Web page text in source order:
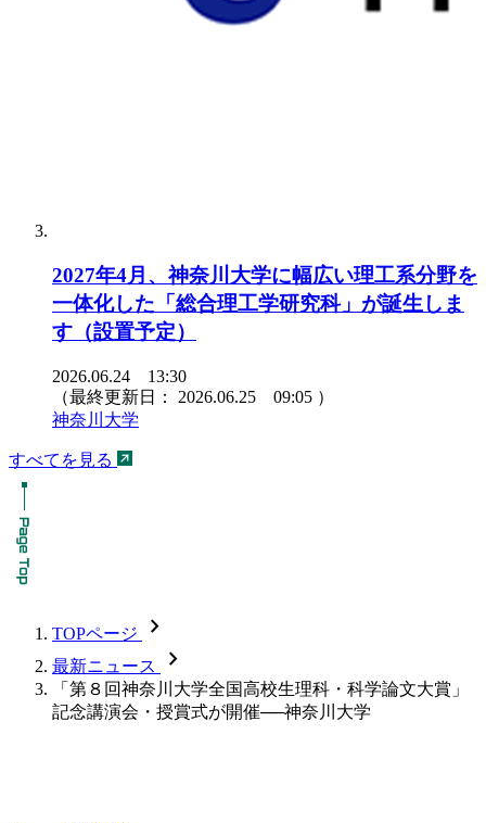
2027年4月、神奈川大学に幅広い理工系分野を
一体化した「総合理工学研究科」が誕生しま
す（設置予定）
2026.06.24 13:30
（最終更新日： 2026.06.25 09:05 ）
神奈川大学
すべてを見る
TOPページ chevron_forward
最新ニュース chevron_forward
「第８回神奈川大学全国高校生理科・科学論文大賞」
記念講演会・授賞式が開催──神奈川大学